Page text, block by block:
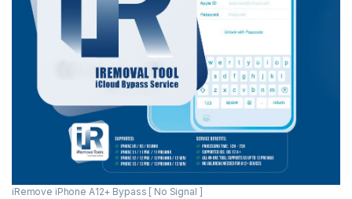
iRemove iPhone A12+ Bypass [ No Signal ]